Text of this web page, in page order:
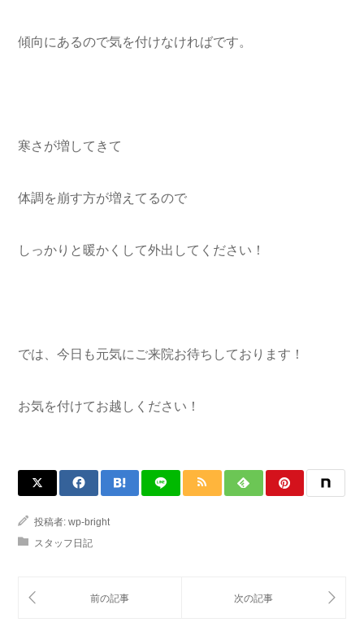
傾向にあるので気を付けなければです。
寒さが増してきて
体調を崩す方が増えてるので
しっかりと暖かくして外出してください！
では、今日も元気にご来院お待ちしております！
お気を付けてお越しください！
投稿者: wp-bright
スタッフ日記